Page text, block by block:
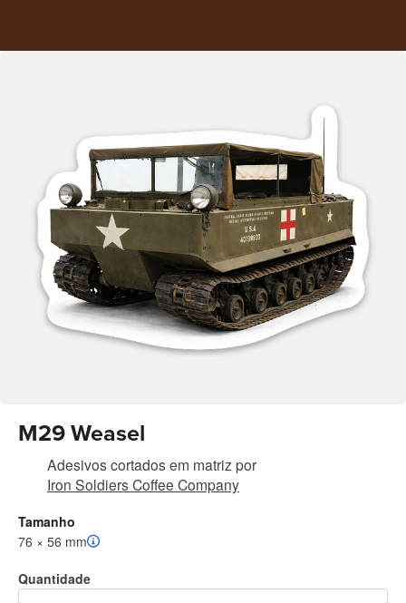
M29 Weasel
Adesivos cortados em matriz por
Iron Soldiers Coffee Company
Tamanho
76 × 56 mm
Quantidade